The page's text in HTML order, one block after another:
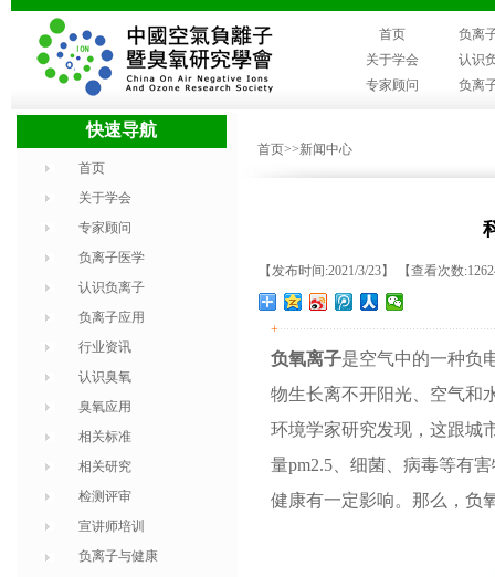
首页
负离
关于学会
认识
专家顾问
负离
快速导航
首页
关于学会
专家顾问
负离子医学
认识负离子
负离子应用
行业资讯
认识臭氧
臭氧应用
相关标准
相关研究
检测评审
宣讲师培训
负离子与健康
首页>>新闻中心
【发布时间:2021/3/23】 【查看次数
+
负氧离子是空气中的一种负
物生长离不开阳光、空气和
环境学家研究发现，这跟城
量pm2.5、细菌、病毒等有
健康有一定影响。那么，负